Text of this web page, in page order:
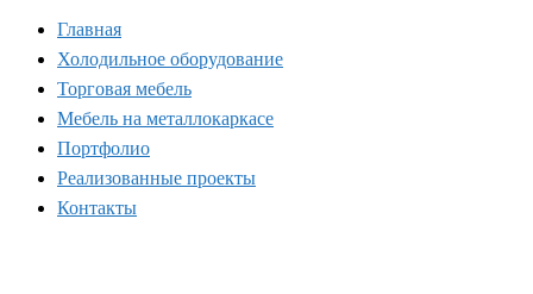
Главная
Холодильное оборудование
Торговая мебель
Мебель на металлокаркасе
Портфолио
Реализованные проекты
Контакты